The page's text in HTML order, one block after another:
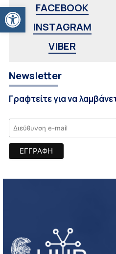
Ανοίξτε τη γραμμή εργαλείων
FACEBOOK
INSTAGRAM
VIBER
Newsletter
Γραφτείτε για να